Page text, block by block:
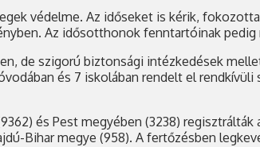
védelme. Az időseket is kérik,
Az idősotthonok fenntartóinak
de szigorú biztonsági intézkedések
és 7 iskolában rendelt el
és Pest megyében (3238)
Bihar megye (958). A fertőzésben